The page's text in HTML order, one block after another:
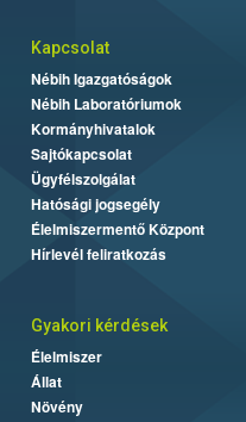
Kapcsolat
Nébih Igazgatóságok
Nébih Laboratóriumok
Kormányhivatalok
Sajtókapcsolat
Ügyfélszolgálat
Hatósági jogsegély
Élelmiszermentő Központ
Hírlevél feliratkozás
Gyakori kérdések
Élelmiszer
Állat
Növény